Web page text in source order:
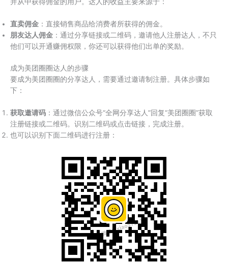
并从中获得佣金的用户。达人的收益主要来源于：
直卖佣金 ：直接销售商品给消费者所获得的佣金。
朋友达人佣金 ：通过分享链接或二维码，邀请他人注册达人，不只
他们可以开通赚佣权限，你还可以获得他们出单的奖励。
成为美团圈圈达人的步骤
要成为美团圈圈的分享达人，需要通过邀请制注册。具体步骤如
下：
获取邀请码 ：通过微信公众号“全网分享达人”回复“美团圈圈”获取
注册链接或二维码。识别二维码或点击链接，完成注册。
也可以识别下面二维码进行注册：